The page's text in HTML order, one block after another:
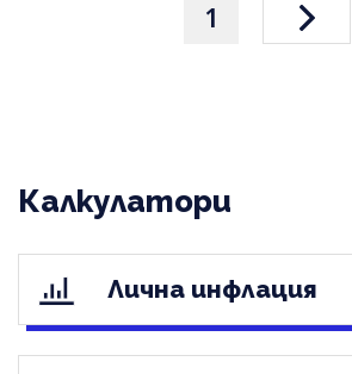
1
Калкулатори
Лична инфлация